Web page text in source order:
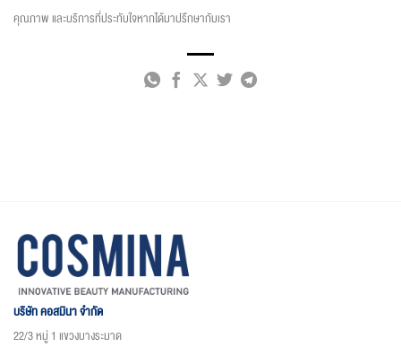
คุณภาพ และบริการที่ประทับใจหากได้มาปรึกษากับเรา
บริษัท คอสมินา จำกัด
22/3 หมู่ 1 แขวงบางระมาด